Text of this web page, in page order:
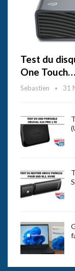
Test du
One Touch…
Sebastien 31